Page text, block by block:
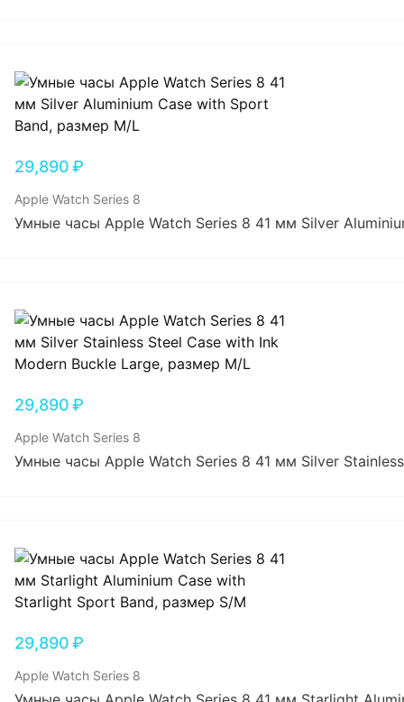
29,890₽
Apple Watch Series 8
Умные часы Apple Watch Series 8 41 мм Silver
29,890₽
Apple Watch Series 8
Умные часы Apple Watch Series 8 41 мм Silver
29,890₽
Apple Watch Series 8